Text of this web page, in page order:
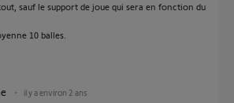
sauf le support de joue qui sera en fonction du
10 balles.
il y a environ 2 ans